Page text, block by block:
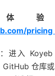
体
pricing
：进入
仓库